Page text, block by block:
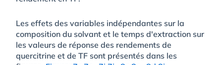
Les effets des variables indépendantes sur la
composition du solvant et le temps d'extraction sur
les valeurs de réponse des rendements de
quercitrine et de TF sont présentés dans les